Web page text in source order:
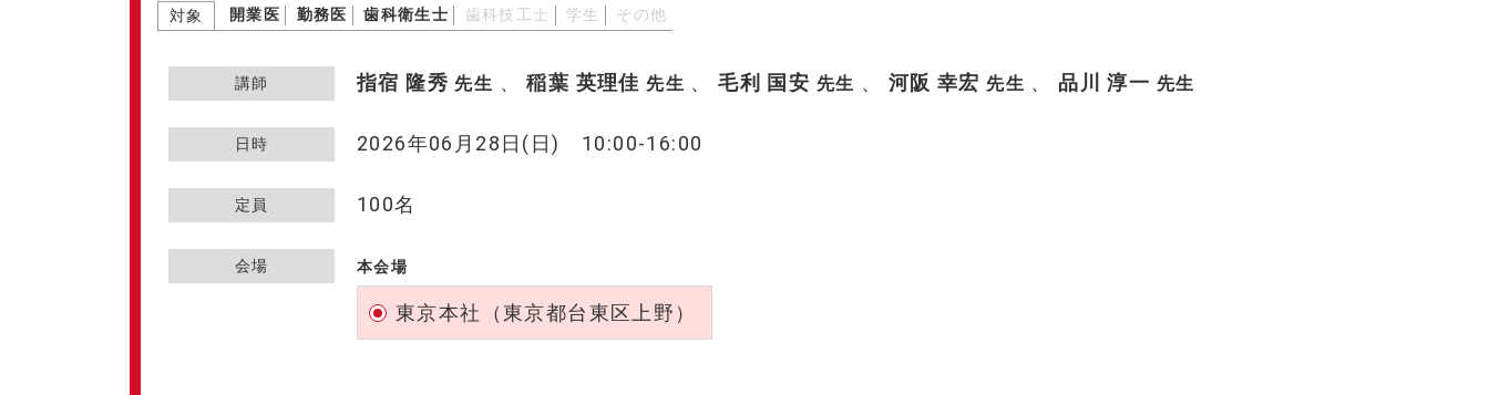
対象 開業医 勤務医 歯科衛生士 歯科技工士 学生 その他
講師 指宿 隆秀 先生 、稲葉 英理佳 先生 、毛利 国安 先生 、 河阪 幸宏 先生 、 品川 淳一 先生
日時 2026年06月28日(日) 10:00-16:00
定員 100名
会場 本会場
東京本社（東京都台東区上野）